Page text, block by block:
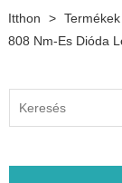
Itthon > Termékek
808 Nm-Es Dióda